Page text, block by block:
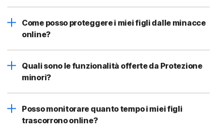
Come posso proteggere i miei figli dalle minacce
online?
Quali sono le funzionalità offerte da Protezione
minori?
Posso monitorare quanto tempo i miei figli
trascorrono online?